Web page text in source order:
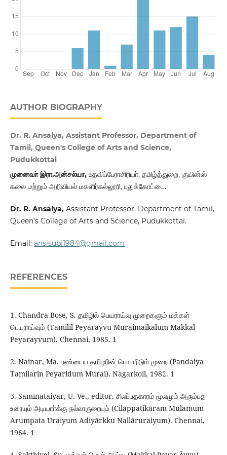
AUTHOR BIOGRAPHY
Dr. R. Ansalya, Assistant Professor, Department of
Tamil, Queen's College of Arts and Science,
Pudukkottai
முனைவா் இரா.அன்சல்யா, உதவிப்பேராசிரியா், தமிழ்த்துறை, குயின்ஸ்
கலை மற்றும் அறிவியல் மகளிர்கல்லூரி, புதுக்கோட்டை.
Dr. R. Ansalya, Assistant Professor, Department of Tamil,
Queen's College of Arts and Science, Pudukkottai.
Email: ansisubi1984@gmail.com
REFERENCES
1. Chandra Bose, S. தமிழில் பெயராய்வு முறைகளும் மக்கள்
பெயராய்வும் (Tamilil Peyarayvu Muraimaikalum Makkal
Peyarayvum). Chennai, 1985. 1
2. Nainar, Ma. பண்டைய தமிழரின் பெயாரிடும் முறை (Pandaiya
Tamilarin Peyaridum Murai). Nagarkoil, 1982. 1
3. Samīnātaiyar, U. Vē., editor. சிலப்பதகாரம் மூலமும் அரும்பத
உரையும் அடியாா்க்கு நல்லாருரையும் (Cilappatikāram Mūlamum
Arumpata Uraiyum Adiyārkku Nallāruraiyum). Chennai,
1964. 1